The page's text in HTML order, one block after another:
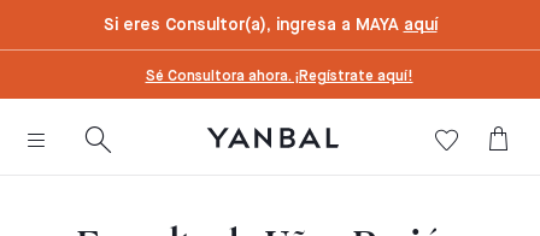
Si eres Consultor(a), ingresa a MAYA aquí
Sé Consultora ahora. ¡Regístrate aquí!